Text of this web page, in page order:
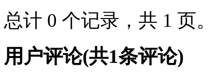
总计 0 个记录，共 1 页。
用户评论(共1条评论)